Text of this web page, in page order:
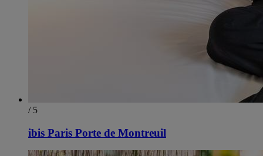
/ 5
ibis Paris Porte de Montreuil